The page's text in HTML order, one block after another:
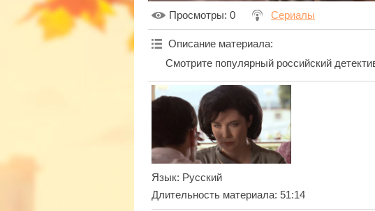
Просмотры: 0 Сериалы
Описание материала:
Смотрите популярный российский
Язык: Русский
Длительность материала: 51:14